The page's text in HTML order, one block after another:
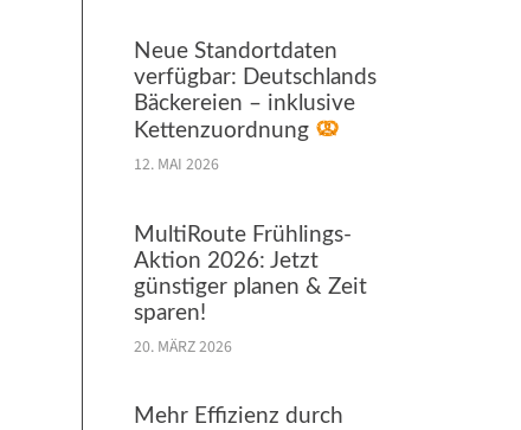
Neue Standortdaten
verfügbar: Deutschlands
Bäckereien – inklusive
Kettenzuordnung
12. MAI 2026
MultiRoute Frühlings-
Aktion 2026: Jetzt
günstiger planen & Zeit
sparen!
20. MÄRZ 2026
Mehr Effizienz durch